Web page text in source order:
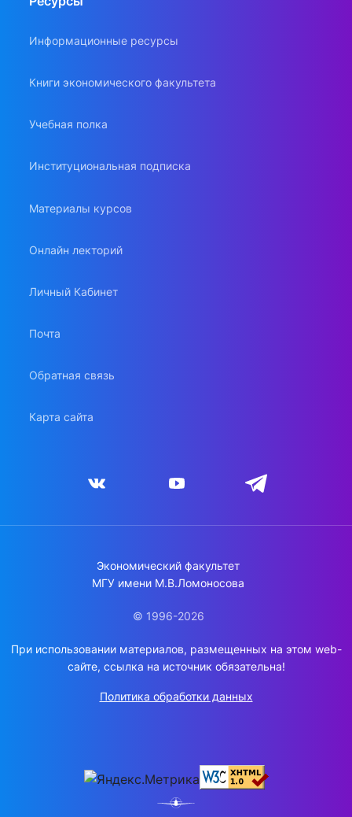
Информационные ресурсы
Книги экономического факультета
Учебная полка
Институциональная подписка
Материалы курсов
Онлайн лекторий
Личный Кабинет
Почта
Обратная связь
Карта сайта
Экономический факультет
МГУ имени М.В.Ломоносова
© 1996-2026
При использовании материалов, размещенных на этом web-
сайте, ссылка на источник обязательна!
Политика обработки данных